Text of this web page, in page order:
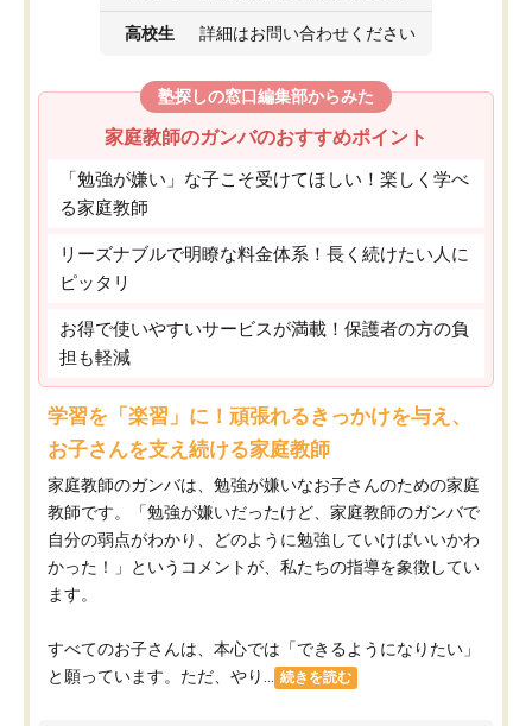
高校生 詳細はお問い合わせください
塾探しの窓口編集部からみた
家庭教師のガンバのおすすめポイント
「勉強が嫌い」な子こそ受けてほしい！楽しく学べ
る家庭教師
リーズナブルで明瞭な料金体系！長く続けたい人に
ピッタリ
お得で使いやすいサービスが満載！保護者の方の負
担も軽減
学習を「楽習」に！頑張れるきっかけを与え、
お子さんを支え続ける家庭教師
家庭教師のガンバは、勉強が嫌いなお子さんのための家庭
教師です。「勉強が嫌いだったけど、家庭教師のガンバで
自分の弱点がわかり、どのように勉強していけばいいかわ
かった！」というコメントが、私たちの指導を象徴してい
ます。
すべてのお子さんは、本心では「できるようになりたい」
と願っています。ただ、やり...
続きを読む